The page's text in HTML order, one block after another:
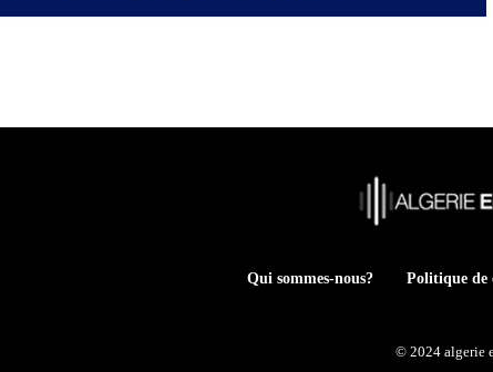
Qui sommes-nous? Politique de
© 2024 algerie